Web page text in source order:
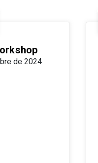
de 2024